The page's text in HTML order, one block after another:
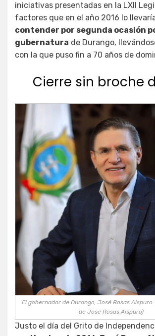
iniciativas presentadas en la LXII
factores que en el año 2016 lo
contender por segunda ocasión
gubernatura de Durango,
con la que puso fin a 70 años de
Cierre sin broche
El gobernador de Durango, José Rosas
de José Rosas Aispuro)
Justo el día del Grito de